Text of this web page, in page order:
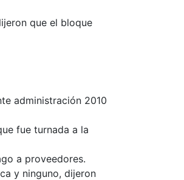
que el bloque
administración 2010
fue turnada a la
a proveedores.
y ninguno, dijeron